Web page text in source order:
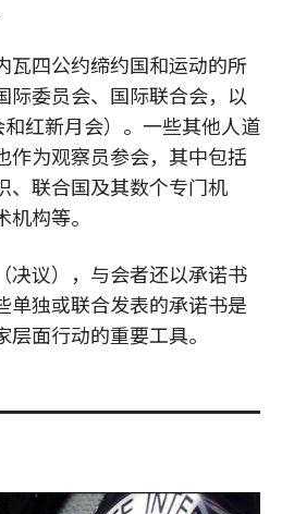
瓦四公约缔约国和运动的所
际委员会、国际联合会，以
红新月会）。一些其他人道
作为观察员参会，其中包括
、联合国及其数个专门机
构等。
决议），与会者还以承诺书
单独或联合发表的承诺书是
面行动的重要工具。